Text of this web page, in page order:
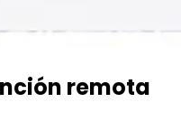
remota